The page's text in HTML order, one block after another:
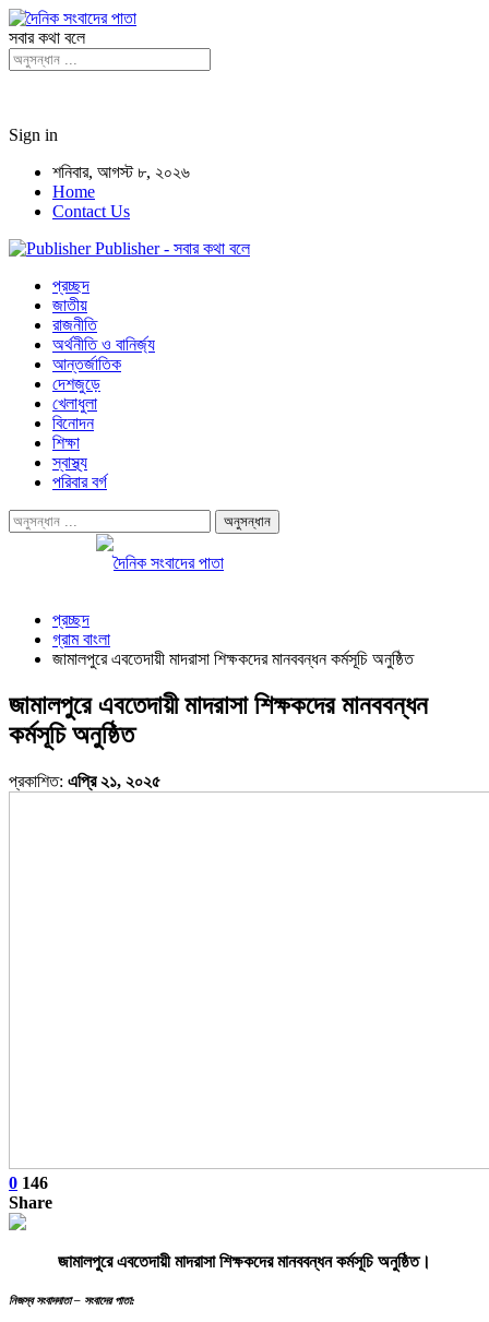
সবার কথা বলে
Sign in
শনিবার, আগস্ট ৮, ২০২৬
Home
Contact Us
Publisher - সবার কথা বলে
প্রচ্ছদ
জাতীয়
রাজনীতি
অর্থনীতি ও বানির্জ্য
আন্তর্জাতিক
দেশজুড়ে
খেলাধুলা
বিনোদন
শিক্ষা
স্বাস্থ্য
পরিবার বর্গ
প্রচ্ছদ
গ্রাম বাংলা
জামালপুরে এবতেদায়ী মাদরাসা শিক্ষকদের মানববন্ধন কর্মসূচি অনুষ্ঠিত
জামালপুরে এবতেদায়ী মাদরাসা শিক্ষকদের মানববন্ধন
কর্মসূচি অনুষ্ঠিত
প্রকাশিত: এপ্রি ২১, ২০২৫
0 146
Share
জামালপুরে এবতেদায়ী মাদরাসা শিক্ষকদের মানববন্ধন কর্মসূচি অনুষ্ঠিত।
নিজস্ব সংবাদদাতা – সংবাদের পাতা: